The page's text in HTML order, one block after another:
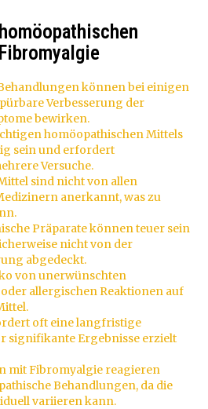
können bei einigen
Verbesserung der
bewirken.
homöopathischen Mittels
sein und erfordert
Versuche.
sind nicht von allen
anerkannt, was zu
Präparate können teuer sein
nicht von der
abgedeckt.
von unerwünschten
allergischen Reaktionen auf
oft eine langfristige
signifikante Ergebnisse erzielt
mit Fibromyalgie reagieren
Behandlungen, da die
variieren kann.